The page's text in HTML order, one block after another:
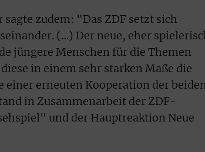
zudem: "Das ZDF setzt sich
(…) Der neue, eher
jüngere Menschen für die Themen
in einem sehr starken Maße die
erneuten Kooperation der
in Zusammenarbeit der ZDF-
und der Hauptreaktion Neue